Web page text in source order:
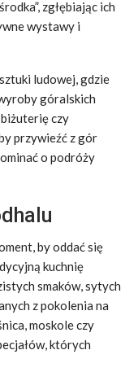
zgłębiając ich
wystawy i
ludowej, gdzie
góralskich
czy
przywieźć z gór
o podróży
by oddać się
kuchnię
smaków, sytych
z pokolenia na
moskole czy
których